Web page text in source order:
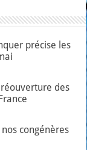
précise les
des
congénères